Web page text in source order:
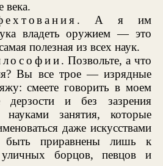
века.
. А я им
владеть оружием — это
полезная из всех наук.
. Позвольте, а что
Вы все трое — изрядные
смеете говорить в моем
дерзости и без зазрения
науками занятия, которые
даже искусствами
быть приравнены лишь к
борцов, певцов и